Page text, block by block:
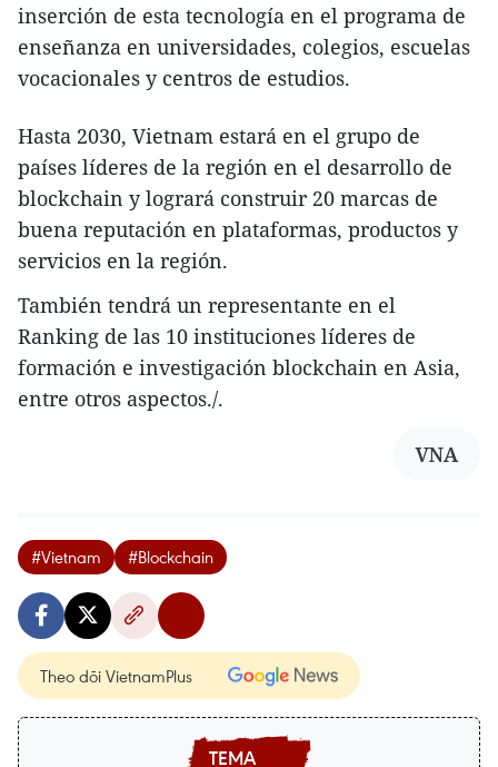
inserción de esta tecnología en el programa de
enseñanza en universidades, colegios, escuelas
vocacionales y centros de estudios.
Hasta 2030, Vietnam estará en el grupo de
países líderes de la región en el desarrollo de
blockchain y logrará construir 20 marcas de
buena reputación en plataformas, productos y
servicios en la región.
También tendrá un representante en el
Ranking de las 10 instituciones líderes de
formación e investigación blockchain en Asia,
entre otros aspectos./.
VNA
#Vietnam #Blockchain
Theo dõi VietnamPlus